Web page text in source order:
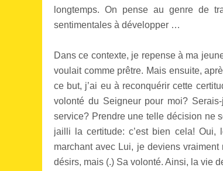
longtemps. On pense au genre de
sentimentales à développer …
Dans ce contexte, je repense à ma
voulait comme prêtre. Mais ensuite,
ce but, j’ai eu à reconquérir cette
volonté du Seigneur pour moi?
service? Prendre une telle décision ne
jailli la certitude: c’est bien cela! Oui,
marchant avec Lui, je deviens
désirs, mais (.) Sa volonté. Ainsi, la vie